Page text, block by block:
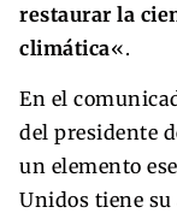
restaurar la
climática«.
En el
del presidente
un elemento
Unidos tiene